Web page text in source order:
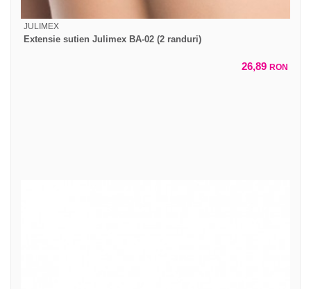
JULIMEX
Extensie sutien Julimex BA-02 (2 randuri)
26,89 RON